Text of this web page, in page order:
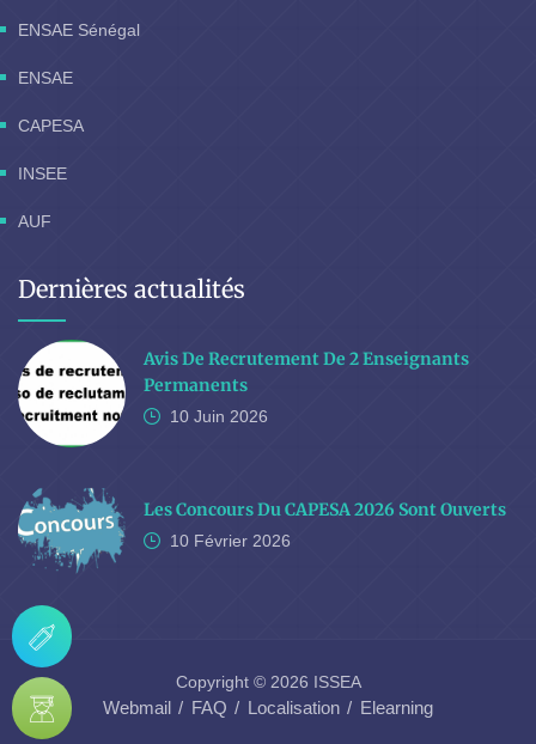
ENSAE Sénégal
ENSAE
CAPESA
INSEE
AUF
Dernières actualités
Avis De Recrutement De 2 Enseignants
Permanents
10 Juin 2026
Les Concours Du CAPESA 2026 Sont Ouverts
10 Février 2026
Copyright © 2026 ISSEA
Webmail FAQ Localisation Elearning